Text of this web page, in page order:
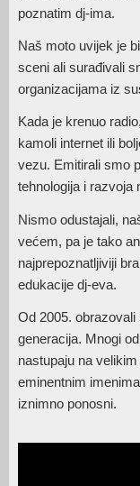
poznatim dj-ima.
Naš moto uvijek je
sceni ali surađivali
organizacijama iz
Kada je krenuo
kamoli internet ili
vezu. Emitirali smo
tehnologija i razvoja
Nismo odustajali,
većem, pa je tako
najprepoznatljiviji
edukacije dj-eva.
Od 2005.
generacija. Mnogi
nastupaju na
eminentnim
iznimno ponosni.